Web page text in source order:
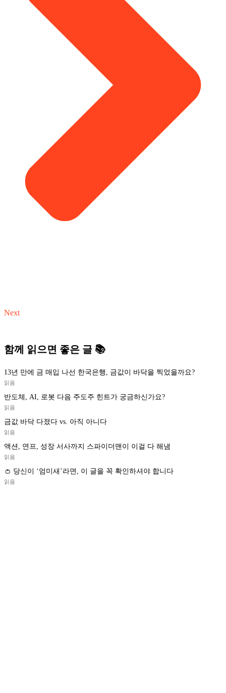
Next
함께 읽으면 좋은 글 📚
13년 만에 금 매입 나선 한국은행, 금값이 바닥을 찍었을까요?
읽음
반도체, AI, 로봇 다음 주도주 힌트가 궁금하신가요?
읽음
금값 바닥 다졌다 vs. 아직 아니다
읽음
액션, 연프, 성장 서사까지 스파이더맨이 이걸 다 해냄
읽음
👛 당신이 ‘엄미새’라면, 이 글을 꼭 확인하셔야 합니다
읽음